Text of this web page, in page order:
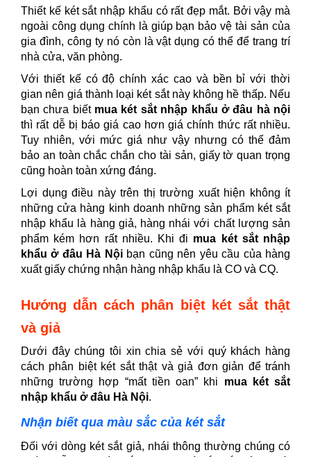
Thiết kế két sắt nhập khẩu có rất đẹp mắt. Bởi vậy mà
ngoài công dụng chính là giúp bạn bảo vệ tài sản của
gia đình, công ty nó còn là vật dụng có thể để trang trí
nhà cửa, văn phòng.
Với thiết kế có độ chính xác cao và bền bỉ với thời
gian nên giá thành loại két sắt này không hề thấp. Nếu
bạn chưa biết mua két sắt nhập khẩu ở đâu hà nội
thì rất dễ bị báo giá cao hơn giá chính thức rất nhiều.
Tuy nhiên, với mức giá như vậy nhưng có thể đảm
bảo an toàn chắc chắn cho tài sản, giấy tờ quan trọng
cũng hoàn toàn xứng đáng.
Lợi dụng điều này trên thị trường xuất hiện không ít
những cửa hàng kinh doanh những sản phẩm két sắt
nhập khẩu là hàng giả, hàng nhái với chất lượng sản
phẩm kém hơn rất nhiều. Khi đi mua két sắt nhập
khẩu ở đâu Hà Nộibạn cũng nên yêu cầu của hàng
xuất giấy chứng nhận hàng nhập khẩu là CO và CQ.
Hướng dẫn cách phân biệt két sắt thật
và giả
Dưới đây chúng tôi xin chia sẻ với quý khách hàng
cách phân biệt két sắt thật và giả đơn giản để tránh
những trường hợp “mất tiền oan” khi mua két sắt
nhập khẩu ở đâu Hà Nội.
Nhận biết qua màu sắc của két sắt
Đối với dòng két sắt giả, nhái thông thường chúng có